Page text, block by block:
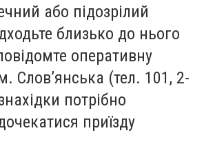
або підозрілий
близько до нього
оперативну
Слов’янська (тел. 101, 2-
потрібно
приїзду